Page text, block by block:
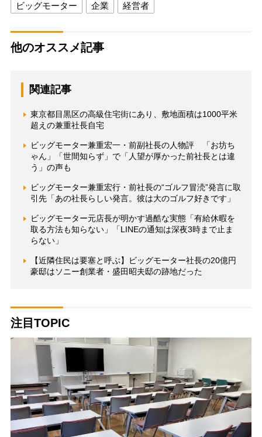
ビッグモーター 企業 経営者
他のオススメ記事
関連記事
東京都目黒区の高級住宅街にあり、敷地面積は1000平米
超えの兼重社長自宅
ビッグモーター兼重宏一・前副社長の人物評 「お坊ち
ゃん」「世間知らず」で「人望が厚かった前社長とは違
う」の声も
ビッグモーター兼重宏行・前社長の“ゴルフ冒涜”発言に取
引先「あの社長らしい発言。彼は大のゴルフ好きです」
ビッグモーター元店長が明かす過酷な実態「有給休暇を
取る方法も知らない」「LINEの通知は深夜3時まで止ま
らない」
【近隣住民は要塞と呼ぶ】ビッグモーター社長の20億円
豪邸はソニー創業者・盛田昭夫邸の跡地だった
注目TOPIC